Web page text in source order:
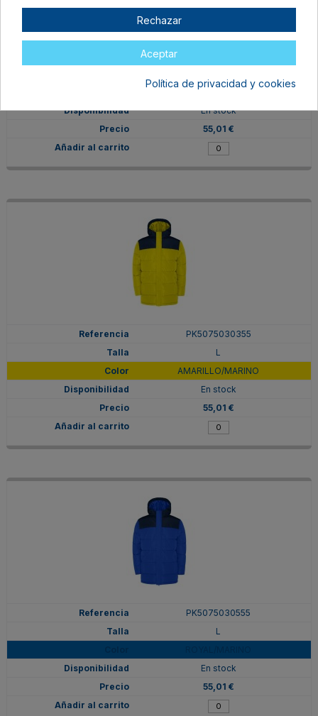
ROJO/NEGRO
En stock
55,01 €
PK5075030355
L
AMARILLO/MARINO
En stock
55,01 €
PK5075030555
L
En stock
55,01 €
Rechazar
Aceptar
Política de privacidad y cookies